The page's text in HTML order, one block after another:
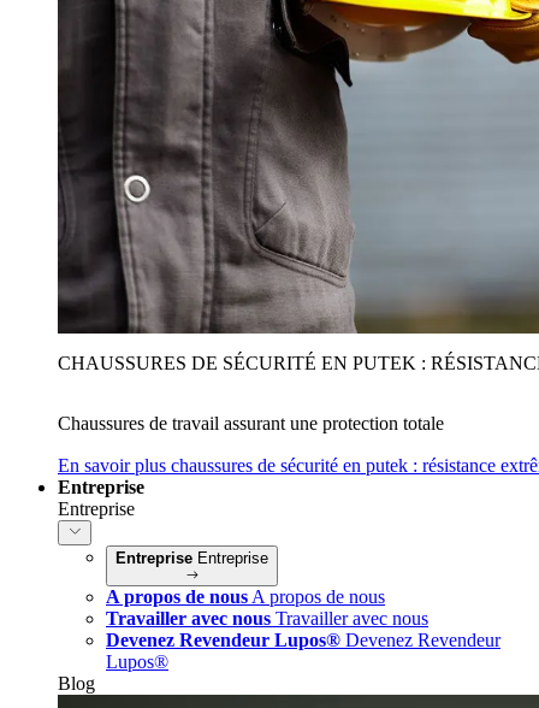
CHAUSSURES DE SÉCURITÉ EN PUTEK :
Chaussures de travail assurant une protection totale
En savoir plus chaussures de sécurité en putek : résistance
Entreprise
Entreprise
Entreprise Entreprise
A propos de nous A propos de nous
Travailler avec nous Travailler avec nous
Devenez Revendeur Lupos® Devenez Revendeur
Lupos®
Blog